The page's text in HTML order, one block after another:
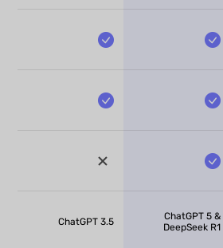
ChatGPT 5 &
DeepSeek R1
ChatGPT 3.5